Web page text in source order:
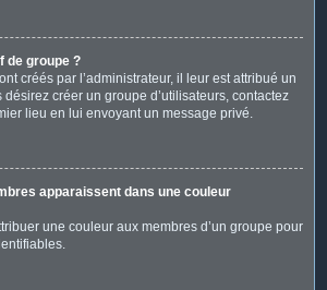
de groupe ?
créés par l’administrateur, il leur est attribué un
créer un groupe d’utilisateurs, contactez
lieu en lui envoyant un message privé.
apparaissent dans une couleur
une couleur aux membres d’un groupe pour